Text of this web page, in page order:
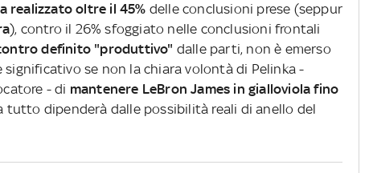
realizzato oltre il 45% delle conclusioni prese (seppur
), contro il 26% sfoggiato nelle conclusioni frontali
definito "produttivo" dalle parti, non è emerso
se non la chiara volontà di Pelinka -
- di mantenere LeBron James in gialloviola fino
tutto dipenderà dalle possibilità reali di anello del